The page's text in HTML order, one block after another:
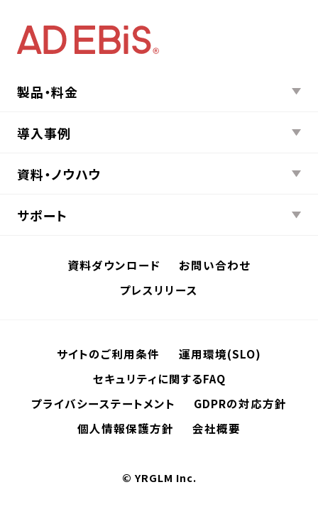
製品・料金
導入事例
資料・ノウハウ
サポート
資料ダウンロード
お問い合わせ
プレスリリース
サイトのご利用条件
運用環境(SLO)
セキュリティに関するFAQ
プライバシーステートメント
GDPRの対応方針
個人情報保護方針
会社概要
© YRGLM Inc.